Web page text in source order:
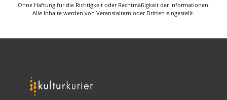
Ohne Haftung für die Richtigkeit oder Rechtmäßigkeit der Informationen.
Alle Inhalte werden von Veranstaltern oder Dritten eingestellt.